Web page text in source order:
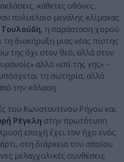
κάθετες οθόνες,
πολυέλαιο μεγάλης κλίμακας
, η παράσταση χορού
διακήρυξη μιας νέας πίστης
της όχι στον θεό, αλλά στον
αλλά «επί της γης» –
τη σωτηρία, αλλά
την κόλαση.
του Κωνσταντίνου Ρήγου και
Ρέγκλη στην πρωτότυπη
εποχή έχει τον ήχο ενός
στη διάρκεια του οποίου
μελαγχολικές συνθέσεις